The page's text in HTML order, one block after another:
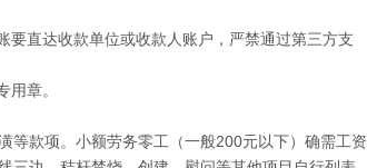
直达收款单位或收款人账户，严禁通过第三方支
章。
等款项。小额劳务零工（一般200元以下）确需工资